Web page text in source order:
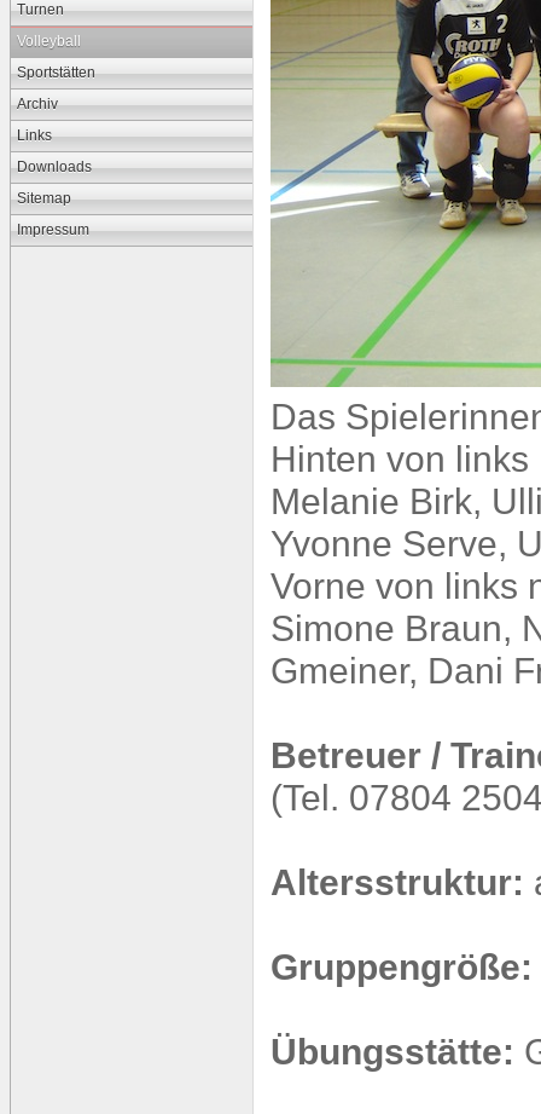
Turnen
Volleyball
Sportstätten
Archiv
Links
Downloads
Sitemap
Impressum
Das
Hinten von
Melanie Birk,
Yvonne Serve,
Vorne von links
Simone Braun,
Gmeiner, Dani
Betreuer /
(Tel. 07804
Altersstruktur:
Gruppengröße:
Übungsstätte: